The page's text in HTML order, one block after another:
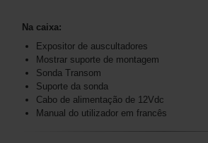
Na caixa:
Expositor de auscultadores
Mostrar suporte de montagem
Sonda Transom
Suporte da sonda
Cabo de alimentação de 12Vdc
Manual do utilizador em francês